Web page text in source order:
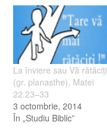
La înviere sau Vă rătăciţi
(gr. planasthe), Matei
22.23–33
3 octombrie, 2014
În „Studiu Biblic”